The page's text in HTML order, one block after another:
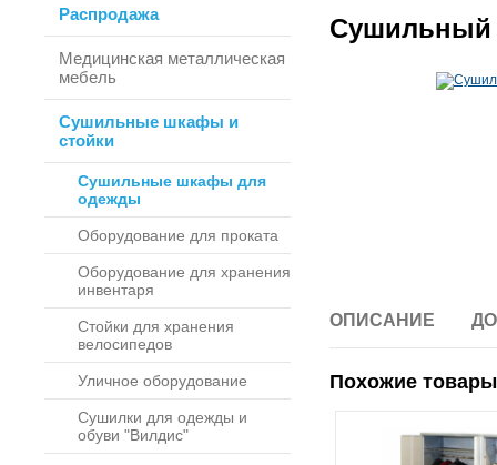
Распродажа
Медицинская металлическая
мебель
Сушильные шкафы и
стойки
Сушильные шкафы для
одежды
Оборудование для проката
Оборудование для хранения
инвентаря
Стойки для хранения
велосипедов
Уличное оборудование
Сушилки для одежды и
обуви "Вилдис"
Сушильный
ОПИСАНИЕ
Похожие